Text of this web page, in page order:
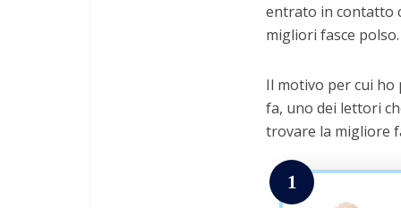
entrato in contatto
migliori fasce polso.
Il motivo per cui
fa, uno dei lettori
trovare la migliore
1